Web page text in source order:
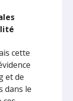
cette
et de
dans le